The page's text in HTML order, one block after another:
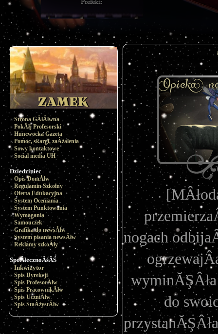
Strona GÂłĂłwna
PokĂłj Profesorski
Huncwocka Gazeta
Pomoc, skargi, zaÂżalenia
Sowy kontaktowe
Social media UH
Dziedziniec
Opis DomĂłw
Regulamin Szkolny
Oferta Edukacyjna
System Oceniania
System Punktowania
Wymagania
Samouczek
Grafika do newsĂłw
System pisania newsĂłw
Reklamy szkoÂły
SpoÂłecznoÂśĂŚ
Inkwizytor
Spis Dyrekcji
Spis ProfesorĂłw
Spis PracownikĂłw
Spis UczniĂłw
Spis StaÂżystĂłw
nogach
do